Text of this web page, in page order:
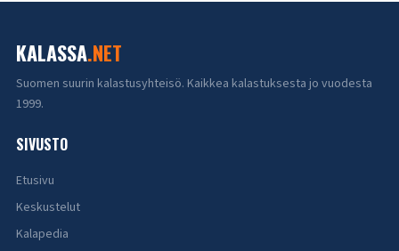
KALASSA.NET
Suomen suurin kalastusyhteisö. Kaikkea kalastuksesta jo vuodesta
1999.
SIVUSTO
Etusivu
Keskustelut
Kalapedia